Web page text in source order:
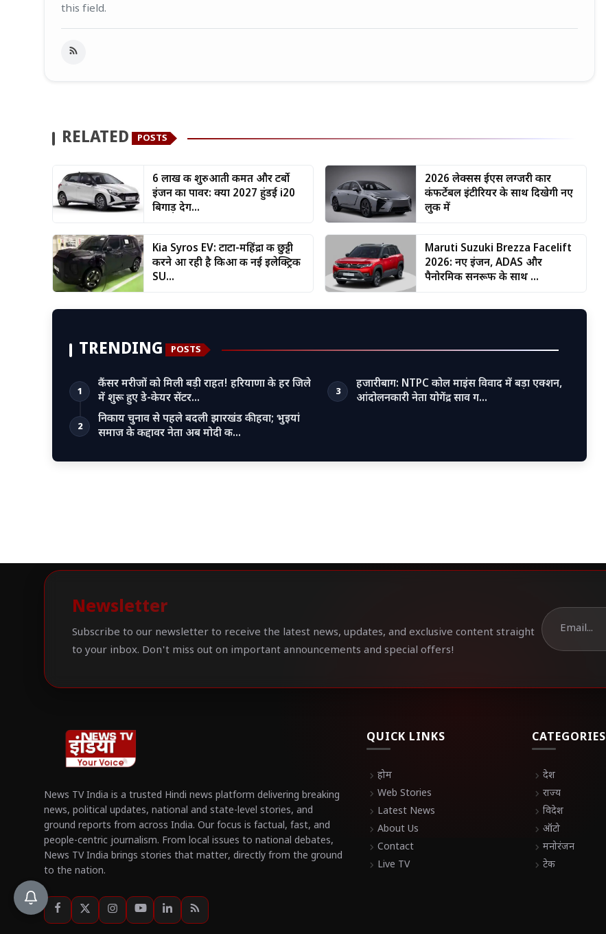
this field.
RELATED POSTS
6 लाख की शुरुआती कीमत और टर्बो
इंजन का पावर: क्या 2027 हुंडई i20
बिगाड़ देग...
2026 लेक्सस ईएस लग्जरी कार
कंफर्टेबल इंटीरियर के साथ दिखेगी नए
लुक में
Kia Syros EV: टाटा-महिंद्रा की छुट्टी
करने आ रही है किआ की नई इलेक्ट्रिक
SU...
Maruti Suzuki Brezza Facelift
2026: नए इंजन, ADAS और
पैनोरमिक सनरूफ के साथ ...
TRENDING POSTS
1
कैंसर मरीजों को मिली बड़ी राहत! हरियाणा के हर जिले
में शुरू हुए डे-केयर सेंटर…
2
निकाय चुनाव से पहले बदली झारखंड की हवा; भुइयां
समाज के कद्दावर नेता अब मोदी क…
3
हजारीबाग: NTPC कोल माइंस विवाद में बड़ा एक्शन,
आंदोलनकारी नेता योगेंद्र साव ग…
Newsletter
Subscribe to our newsletter to receive the latest news, updates, and exclusive content straight
to your inbox. Don't miss out on important announcements and special offers!
News TV India is a trusted Hindi news platform delivering breaking
news, political updates, national and state-level stories, and
ground reports from across India. Our focus is factual, fast, and
people-centric journalism. From local issues to national debates,
News TV India brings stories that matter, directly from the ground
to the nation.
QUICK LINKS
chevron_right होम
chevron_right Web Stories
chevron_right Latest News
chevron_right About Us
chevron_right Contact
chevron_right Live TV
CATEGORIES
chevron_right देश
chevron_right राज्य
chevron_right विदेश
chevron_right ऑटो
chevron_right मनोरंजन
chevron_right टेक